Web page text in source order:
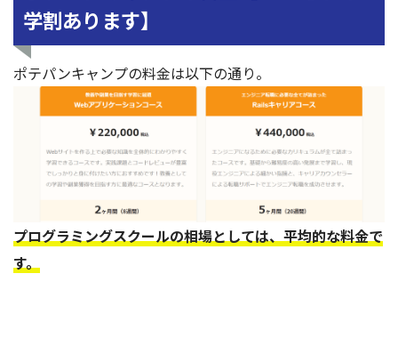
学割あります】
ポテパンキャンプの料金は以下の通り。
プログラミングスクールの相場としては、平均的な料金で
す。